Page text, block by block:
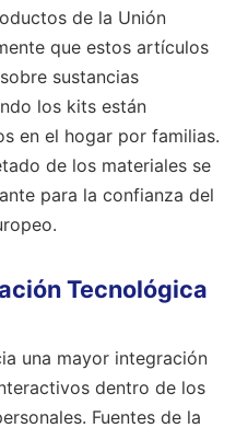
de la Unión
que estos artículos
sustancias
los kits están
en el hogar por familias.
de los materiales se
para la confianza del
Tecnológica
una mayor integración
dentro de los
Fuentes de la